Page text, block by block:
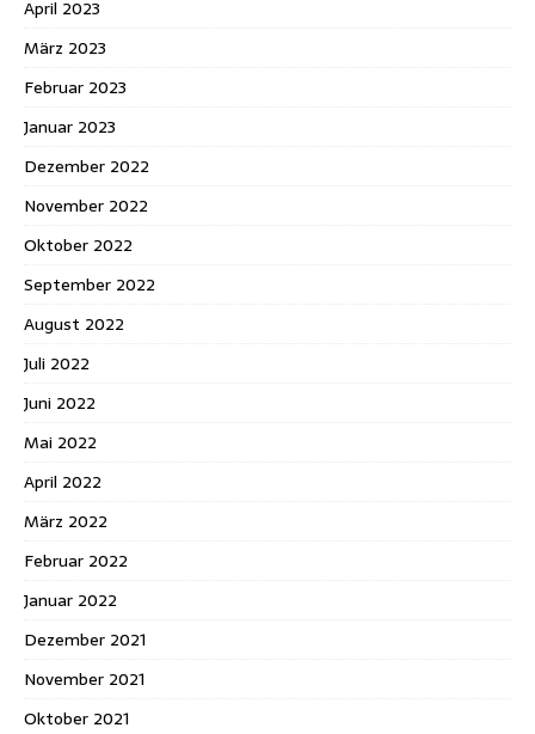
April 2023
März 2023
Februar 2023
Januar 2023
Dezember 2022
November 2022
Oktober 2022
September 2022
August 2022
Juli 2022
Juni 2022
Mai 2022
April 2022
März 2022
Februar 2022
Januar 2022
Dezember 2021
November 2021
Oktober 2021